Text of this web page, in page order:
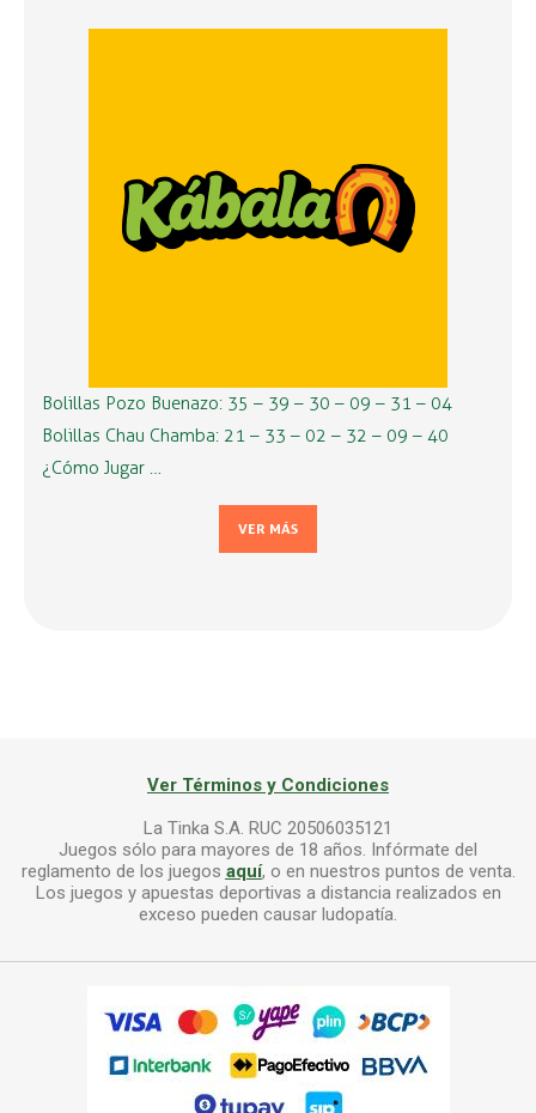
Bolillas Pozo Buenazo: 35 – 39 – 30 – 09 – 31 – 04
Bolillas Chau Chamba: 21 – 33 – 02 – 32 – 09 – 40
¿Cómo Jugar …
VER MÁS
Ver Términos y Condiciones
La Tinka S.A. RUC 20506035121
Juegos sólo para mayores de 18 años. Infórmate del
reglamento de los juegos aquí, o en nuestros puntos de venta.
Los juegos y apuestas deportivas a distancia realizados en
exceso pueden causar ludopatía.